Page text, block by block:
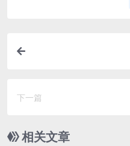
下一篇
相关文章